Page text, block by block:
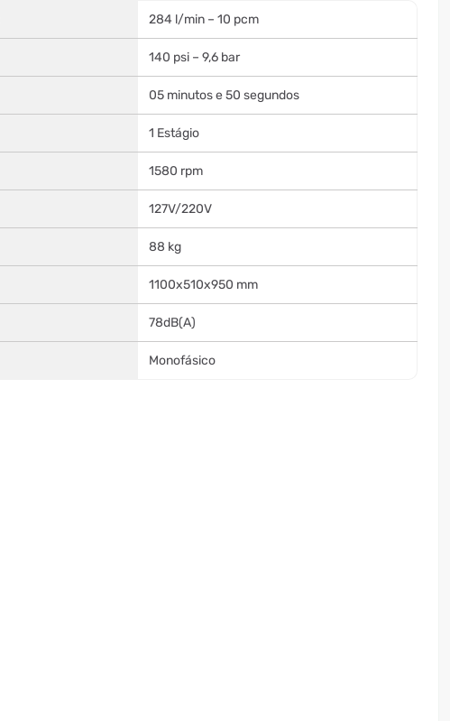
284 l/min – 10 pcm
140 psi – 9,6 bar
05 minutos e 50 segundos
1 Estágio
1580 rpm
127V/220V
88 kg
1100x510x950 mm
78dB(A)
Monofásico